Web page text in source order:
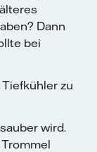
Dann
bei
zu
wird.